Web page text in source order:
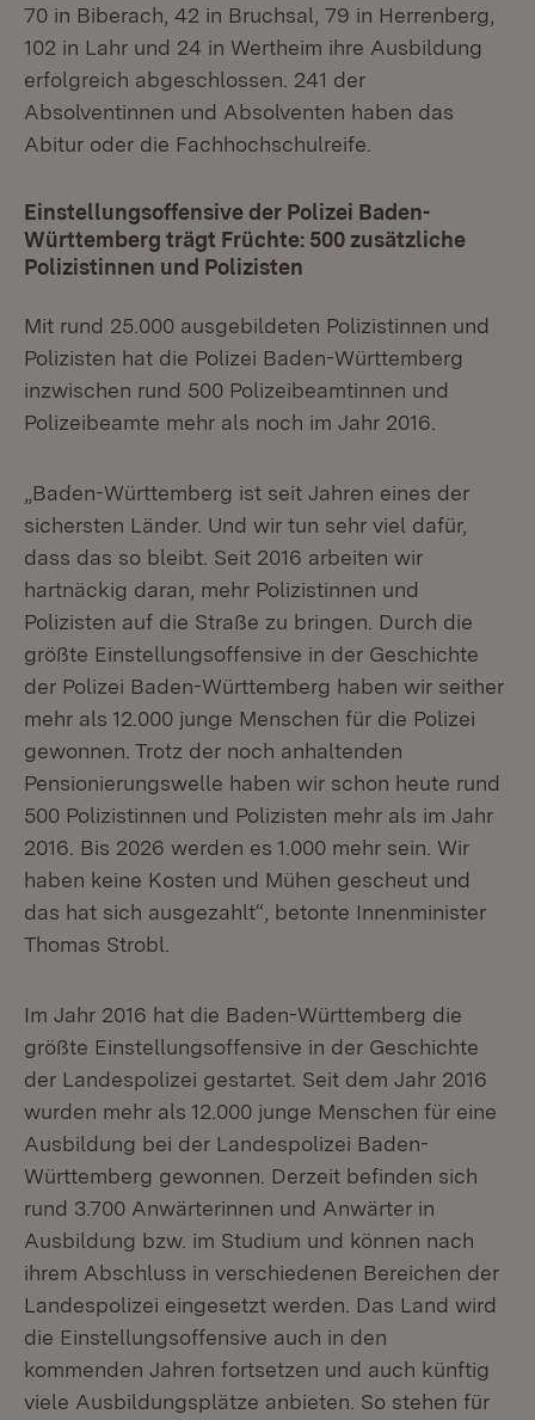
70 in Biberach, 42 in Bruchsal, 79 in Herrenberg,
102 in Lahr und 24 in Wertheim ihre Ausbildung
erfolgreich abgeschlossen. 241 der
Absolventinnen und Absolventen haben das
Abitur oder die Fachhochschulreife.
Einstellungsoffensive der Polizei Baden-
Württemberg trägt Früchte: 500 zusätzliche
Polizistinnen und Polizisten
Mit rund 25.000 ausgebildeten Polizistinnen und
Polizisten hat die Polizei Baden-Württemberg
inzwischen rund 500 Polizeibeamtinnen und
Polizeibeamte mehr als noch im Jahr 2016.
„Baden-Württemberg ist seit Jahren eines der
sichersten Länder. Und wir tun sehr viel dafür,
dass das so bleibt. Seit 2016 arbeiten wir
hartnäckig daran, mehr Polizistinnen und
Polizisten auf die Straße zu bringen. Durch die
größte Einstellungsoffensive in der Geschichte
der Polizei Baden-Württemberg haben wir seither
mehr als 12.000 junge Menschen für die Polizei
gewonnen. Trotz der noch anhaltenden
Pensionierungswelle haben wir schon heute rund
500 Polizistinnen und Polizisten mehr als im Jahr
2016. Bis 2026 werden es 1.000 mehr sein. Wir
haben keine Kosten und Mühen gescheut und
das hat sich ausgezahlt“, betonte Innenminister
Thomas Strobl.
Im Jahr 2016 hat die Baden-Württemberg die
größte Einstellungsoffensive in der Geschichte
der Landespolizei gestartet. Seit dem Jahr 2016
wurden mehr als 12.000 junge Menschen für eine
Ausbildung bei der Landespolizei Baden-
Württemberg gewonnen. Derzeit befinden sich
rund 3.700 Anwärterinnen und Anwärter in
Ausbildung bzw. im Studium und können nach
ihrem Abschluss in verschiedenen Bereichen der
Landespolizei eingesetzt werden. Das Land wird
die Einstellungsoffensive auch in den
kommenden Jahren fortsetzen und auch künftig
viele Ausbildungsplätze anbieten. So stehen für